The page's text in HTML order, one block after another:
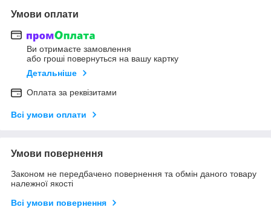
Умови оплати
Ви отримаєте замовлення
або гроші повернуться на вашу картку
Детальніше
Оплата за реквізитами
Всі умови оплати
Умови повернення
Законом не передбачено повернення та обмін даного товару
належної якості
Всі умови повернення